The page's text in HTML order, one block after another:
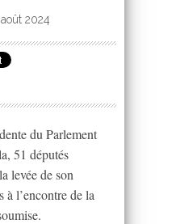
2024
du Parlement
51 députés
levée de son
à l’encontre de la